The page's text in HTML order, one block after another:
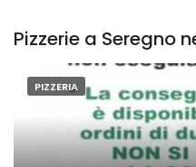
Pizzerie a Seregno
PIZZERIA